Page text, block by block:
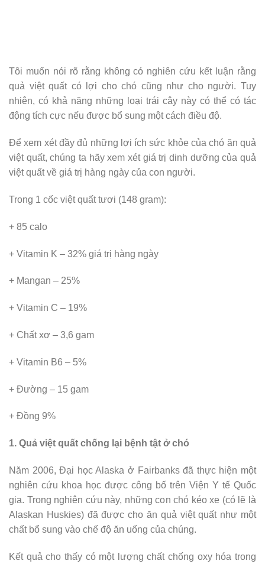
Tôi muốn nói rõ rằng không có nghiên cứu kết luận rằng
quả việt quất có lợi cho chó cũng như cho người. Tuy
nhiên, có khả năng những loại trái cây này có thể có tác
động tích cực nếu được bổ sung một cách điều độ.
Để xem xét đầy đủ những lợi ích sức khỏe của chó ăn quả
việt quất, chúng ta hãy xem xét giá trị dinh dưỡng của quả
việt quất về giá trị hàng ngày của con người.
Trong 1 cốc việt quất tươi (148 gram):
+ 85 calo
+ Vitamin K – 32% giá trị hàng ngày
+ Mangan – 25%
+ Vitamin C – 19%
+ Chất xơ – 3,6 gam
+ Vitamin B6 – 5%
+ Đường – 15 gam
+ Đồng 9%
1. Quả việt quất chống lại bệnh tật ở chó
Năm 2006, Đại học Alaska ở Fairbanks đã thực hiện một
nghiên cứu khoa học được công bố trên Viện Y tế Quốc
gia. Trong nghiên cứu này, những con chó kéo xe (có lẽ là
Alaskan Huskies) đã được cho ăn quả việt quất như một
chất bổ sung vào chế độ ăn uống của chúng.
Kết quả cho thấy có một lượng chất chống oxy hóa trong